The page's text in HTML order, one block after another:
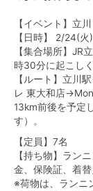
【イベント】立
【日時】 2/24(
【集合場所】JR
時30分に起こしく
【ルート】立川
レ 東大和店
13km前後を予定
す）。
【定員】7名
【持ち物】ラン
金、保険証、着替
※荷物は、ランニ